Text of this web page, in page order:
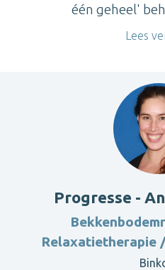
één geheel'
Lees
Progresse -
Relaxatietherapie